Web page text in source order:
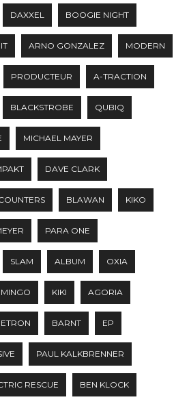
DAXXEL BOOGIE NIGHT
ARNO GONZALEZ MODERN
PRODUCTEUR A-TRACTION
BLACKSTROBE QUBIQ
MICHAEL MAYER
DAVE CLARK
BLAWAN KIKO
PARA ONE
SLAM ALBUM OXIA
KIKI AGORIA
BARNT EP
PAUL KALKBRENNER
RESCUE BEN KLOCK